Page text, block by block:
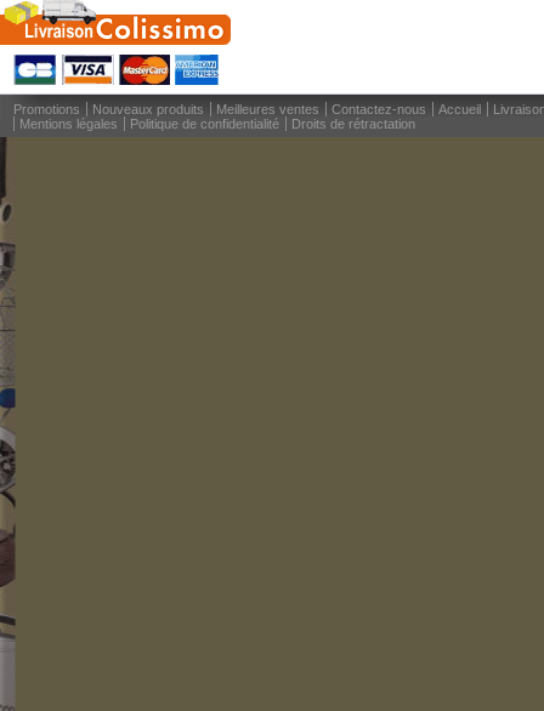
Promotions Nouveaux produits Meilleures ventes Contactez-nous Accueil
Mentions légales
Politique de confidentialité Droits de rétractation